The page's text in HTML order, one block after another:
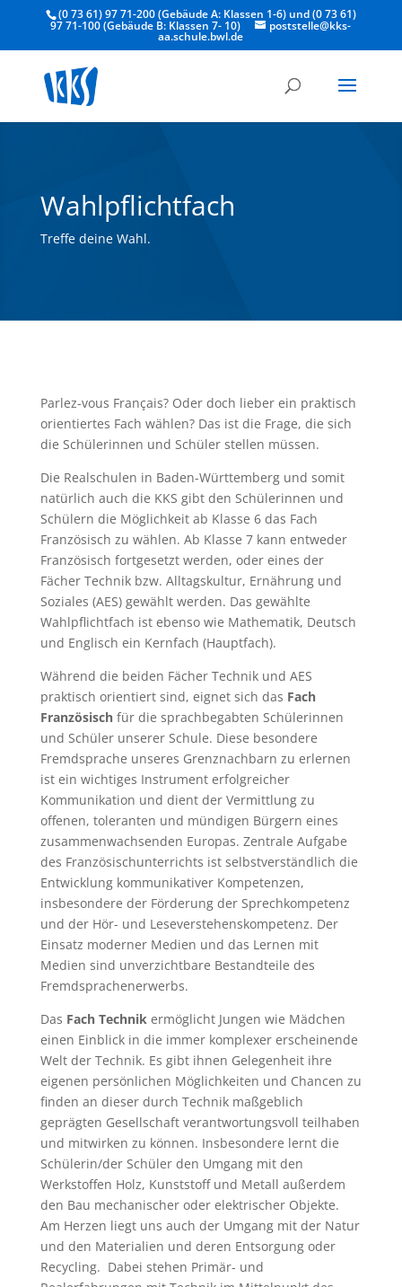
(0 73 61) 97 71-200 (Gebäude A: Klassen 1-6) und (0 73 61)
97 71-100 (Gebäude B: Klassen 7- 10) poststelle@kks-
aa.schule.bwl.de
Wahlpflichtfach
Treffe deine Wahl.
Parlez-vous Français? Oder doch lieber ein praktisch
orientiertes Fach wählen? Das ist die Frage, die sich
die Schülerinnen und Schüler stellen müssen.
Die Realschulen in Baden-Württemberg und somit
natürlich auch die KKS gibt den Schülerinnen und
Schülern die Möglichkeit ab Klasse 6 das Fach
Französisch zu wählen. Ab Klasse 7 kann entweder
Französisch fortgesetzt werden, oder eines der
Fächer Technik bzw. Alltagskultur, Ernährung und
Soziales (AES) gewählt werden. Das gewählte
Wahlpflichtfach ist ebenso wie Mathematik, Deutsch
und Englisch ein Kernfach (Hauptfach).
Während die beiden Fächer Technik und AES
praktisch orientiert sind, eignet sich das Fach
Französischfür die sprachbegabten Schülerinnen
und Schüler unserer Schule. Diese besondere
Fremdsprache unseres Grenznachbarn zu erlernen
ist ein wichtiges Instrument erfolgreicher
Kommunikation und dient der Vermittlung zu
offenen, toleranten und mündigen Bürgern eines
zusammenwachsenden Europas. Zentrale Aufgabe
des Französischunterrichts ist selbstverständlich die
Entwicklung kommunikativer Kompetenzen,
insbesondere der Förderung der Sprechkompetenz
und der Hör- und Leseverstehenskompetenz. Der
Einsatz moderner Medien und das Lernen mit
Medien sind unverzichtbare Bestandteile des
Fremdsprachenerwerbs.
Das Fach Technikermöglicht Jungen wie Mädchen
einen Einblick in die immer komplexer erscheinende
Welt der Technik. Es gibt ihnen Gelegenheit ihre
eigenen persönlichen Möglichkeiten und Chancen zu
finden an dieser durch Technik maßgeblich
geprägten Gesellschaft verantwortungsvoll teilhaben
und mitwirken zu können. Insbesondere lernt die
Schülerin/der Schüler den Umgang mit den
Werkstoffen Holz, Kunststoff und Metall außerdem
den Bau mechanischer oder elektrischer Objekte.
Am Herzen liegt uns auch der Umgang mit der Natur
und den Materialien und deren Entsorgung oder
Recycling. Dabei stehen Primär- und